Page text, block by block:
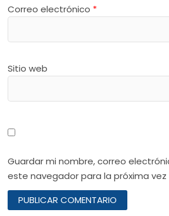
Correo electrónico *
Sitio web
Guardar mi nombre, correo
este navegador para la próxima